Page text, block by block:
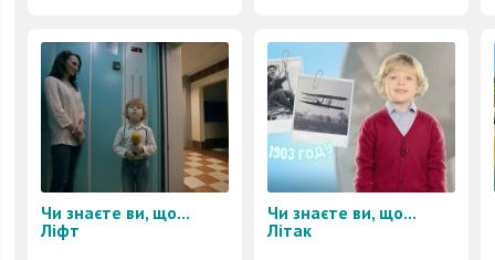
Чи знаєте ви, що...
Ліфт
Чи знаєте ви, що...
Літак